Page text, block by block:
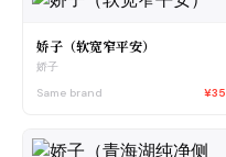
娇子（软宽窄平安）
娇子
Same brand
¥35